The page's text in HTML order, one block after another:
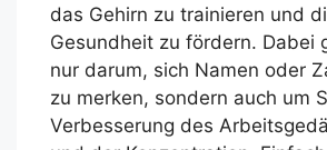
das Gehirn zu trainieren und
Gesundheit zu fördern. Dabei
nur darum, sich Namen oder
zu merken, sondern auch um
Verbesserung des